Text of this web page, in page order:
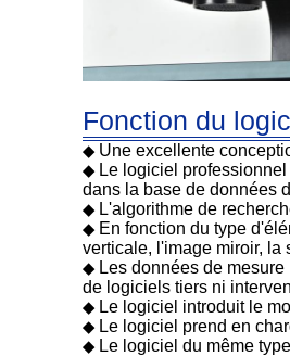
Fonction du
◆ Une excellente
◆ Le logiciel
dans la base de données
◆ L'algorithme de
◆ En fonction du type
verticale, l'image miroir, la
◆ Les données de
de logiciels tiers ni
◆ Le logiciel introduit le
◆ Le logiciel prend en
◆ Le logiciel du même